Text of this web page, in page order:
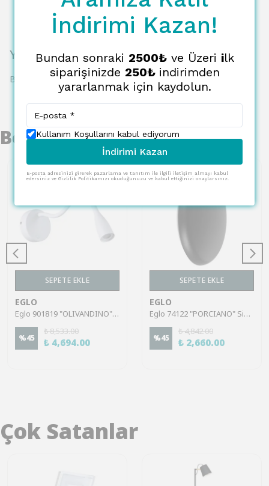
Yorumlar
Bu ürün için henüz yorum yapılmamış.
Benzer Ürünler
SEPETE EKLE
EGLO
Eglo 901819 "OLIVANDINO" Çelik Beyaz Duvar Aplik
%45
₺ 8,533.00
₺ 4,694.00
SEPETE EKLE
EGLO
Eglo 74122 "PORCIANO" Siyah Plastik Duvar Aplik
%45
₺ 4,842.00
₺ 2,660.00
Çok Satanlar
İndirimi Kazan!
Bundan sonraki 2500₺ve Üzeri ilk
siparişinizde 250₺ indirimden
yararlanmak için kaydolun.
Kullanım Koşullarını kabul ediyorum
İndirimi Kazan
E-posta adresinizi girerek pazarlama ve tanıtım ile ilgili iletişim almayı kabul
edersiniz ve Gizlilik Politikamızı okuduğunuzu ve kabul ettiğinizi onaylarsınız.